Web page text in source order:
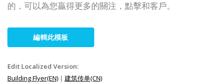
的，可以為您贏得更多的關注，點擊和客戶。
編輯此模板
Edit Localized Version:
Building Flyer(EN) | 建筑传单(CN)